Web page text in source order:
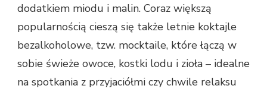
dodatkiem miodu i malin. Coraz większą
popularnością cieszą się także letnie koktajle
bezalkoholowe, tzw. mocktaile, które łączą w
sobie świeże owoce, kostki lodu i zioła – idealne
na spotkania z przyjaciółmi czy chwile relaksu